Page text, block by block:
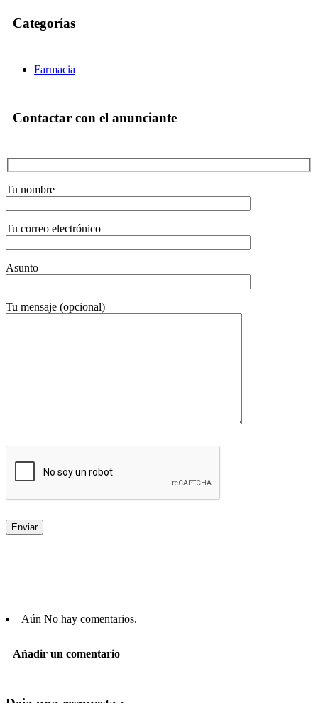
Categorías
Farmacia
Contactar con el anunciante
Tu nombre
Tu correo electrónico
Asunto
Tu mensaje (opcional)
Aún No hay comentarios.
Añadir un comentario